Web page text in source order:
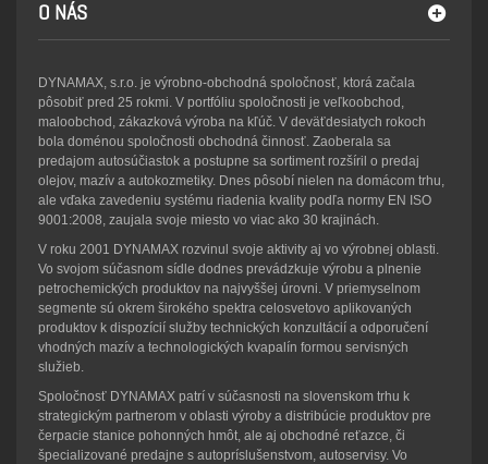
O NÁS
DYNAMAX, s.r.o. je výrobno-obchodná spoločnosť, ktorá začala
pôsobiť pred 25 rokmi. V portfóliu spoločnosti je veľkoobchod,
maloobchod, zákazková výroba na kľúč. V deväťdesiatych rokoch
bola doménou spoločnosti obchodná činnosť. Zaoberala sa
predajom autosúčiastok a postupne sa sortiment rozšíril o predaj
olejov, mazív a autokozmetiky. Dnes pôsobí nielen na domácom trhu,
ale vďaka zavedeniu systému riadenia kvality podľa normy EN ISO
9001:2008, zaujala svoje miesto vo viac ako 30 krajinách.
V roku 2001 DYNAMAX rozvinul svoje aktivity aj vo výrobnej oblasti.
Vo svojom súčasnom sídle dodnes prevádzkuje výrobu a plnenie
petrochemických produktov na najvyššej úrovni. V priemyselnom
segmente sú okrem širokého spektra celosvetovo aplikovaných
produktov k dispozícií služby technických konzultácií a odporučení
vhodných mazív a technologických kvapalín formou servisných
služieb.
Spoločnosť DYNAMAX patrí v súčasnosti na slovenskom trhu k
strategickým partnerom v oblasti výroby a distribúcie produktov pre
čerpacie stanice pohonných hmôt, ale aj obchodné reťazce, či
špecializované predajne s autopríslušenstvom, autoservisy. Vo